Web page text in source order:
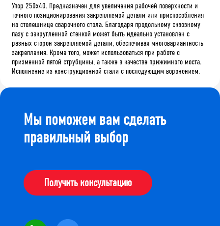
Упор 250х40. Предназначен для увеличения рабочей поверхности и
точного позиционирования закрепляемой детали или приспособления
на столешнице сварочного стола. Благодаря продольному сквозному
пазу с закругленной стенкой может быть идеально установлен с
разных сторон закрепляемой детали, обеспечивая многовариантность
закрепления. Кроме того, может использоваться при работе с
призменной пятой струбцины, а также в качестве прижимного моста.
Исполнение из конструкционной стали с последующим воронением.
Мы поможем вам сделать
правильный выбор
Получить консультацию